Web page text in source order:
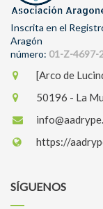
Inscrita en el
Aragón
número: 01-Z-4697-
[Arco de
50196 - La
https://
SÍGUENOS